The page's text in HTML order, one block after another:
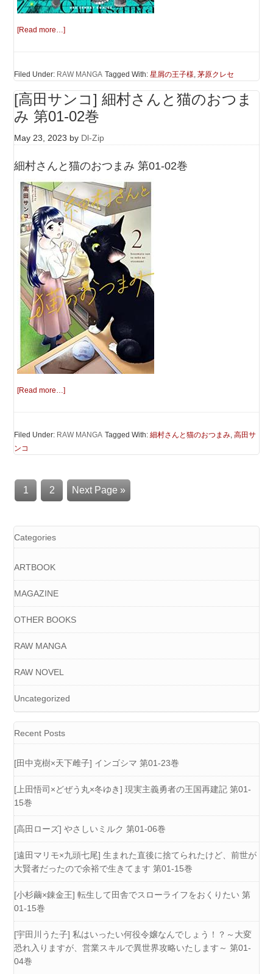
[Read more…]
Filed Under: RAW MANGA Tagged With:星屑の王子様,茅原クレセ
[高田サンコ] 細村さんと猫のおつま
み 第01-02巻
May 23, 2023 by Dl-Zip
細村さんと猫のおつまみ 第01-02巻
[Read more…]
Filed Under: RAW MANGA Tagged With:細村さんと猫のおつまみ,高田サ
ンコ
1 2 Next Page »
Categories
ARTBOOK
MAGAZINE
OTHER BOOKS
RAW MANGA
RAW NOVEL
Uncategorized
Recent Posts
[田中克樹×天下雌子] インゴシマ 第01-23巻
[上田悟司×どぜう丸×冬ゆき] 現実主義勇者の王国再建記 第01-
15巻
[高田ローズ] やさしいミルク 第01-06巻
[遠田マリモ×九頭七尾] 生まれた直後に捨てられたけど、前世が
大賢者だったので余裕で生きてます 第01-15巻
[小杉繭×錬金王] 転生して田舎でスローライフをおくりたい 第
01-15巻
[宇田川うた子] 私はいったい何役令嬢なんでしょう！？～大変
恐れ入りますが、営業スキルで異世界攻略いたします～ 第01-
04巻